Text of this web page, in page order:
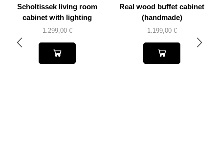
Scholtissek living room
cabinet with lighting
1.299,00 €
Real wood buffet cabinet
(handmade)
1.199,00 €